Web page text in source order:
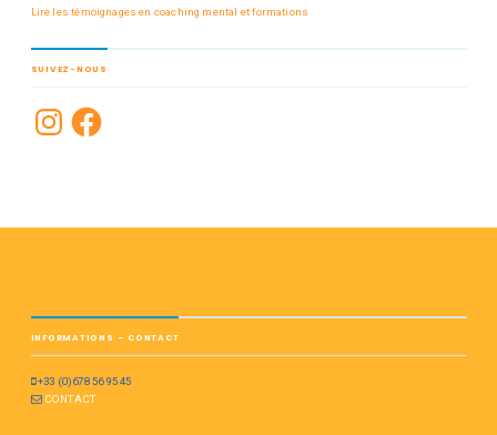
Lire les témoignages en coaching mental et formations
SUIVEZ-NOUS
INFORMATIONS – CONTACT
+33 (0)678 56 95 45
CONTACT